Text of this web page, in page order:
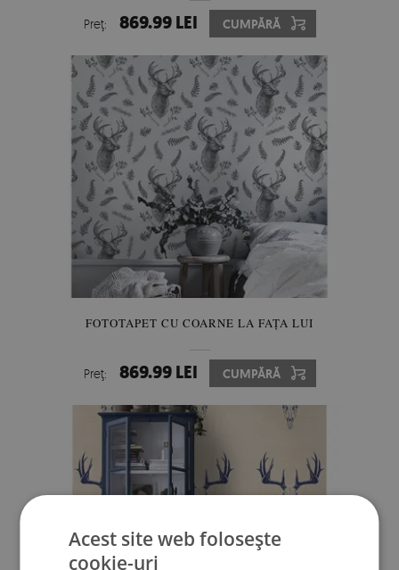
Preţ: 869.99 LEI CUMPĂRĂ
FOTOTAPET CU COARNE LA FAȚA LUI
Preţ: 869.99 LEI CUMPĂRĂ
Acest site web folosește
cookie-uri